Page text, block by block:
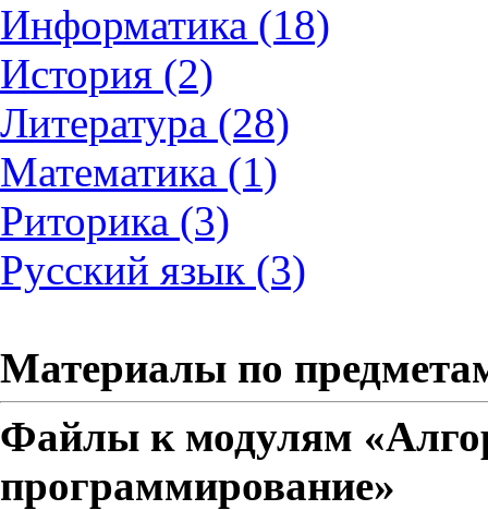
Информатика (18)
История (2)
Литература (28)
Математика (1)
Риторика (3)
Русский язык (3)
Материалы по
Файлы к модулям
программирование»